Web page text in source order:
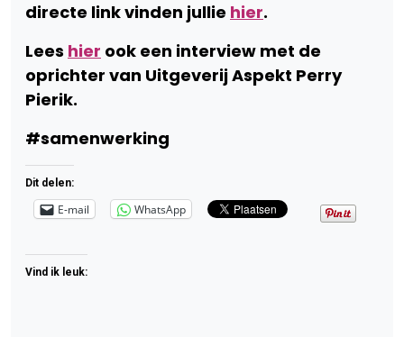
directe link vinden jullie hier.
Lees hier ook een interview met de
oprichter van Uitgeverij Aspekt Perry
Pierik.
#samenwerking
Dit delen:
E-mail WhatsApp
Vind ik leuk: